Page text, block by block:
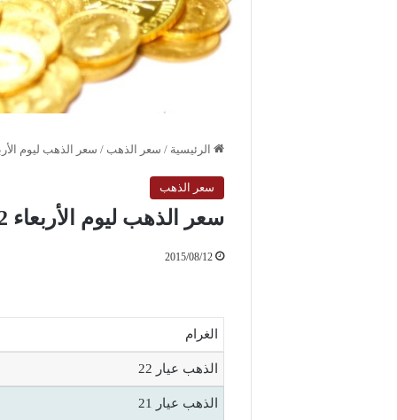
الرئيسية / سعر الذهب / سعر الذهب ليوم الأربعاء 12 / 8
سعر الذهب
سعر الذهب ليوم الأربعاء 12 / 8 / 2015
2015/08/12
الغرام
الذهب عيار 22
الذهب عيار 21